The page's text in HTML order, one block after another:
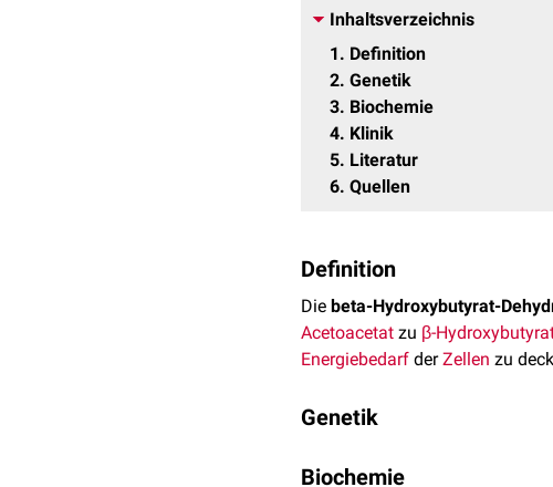
Inhaltsverzeichnis
1
Definition
2 Genetik
3 Biochemie
4 Klinik
5 Literatur
6 Quellen
Definition
Die beta-Hydroxybutyrat-
Acetoacetat zu β-
Energiebedarf derZellen zu
Genetik
Aminosäuren
Biochemie